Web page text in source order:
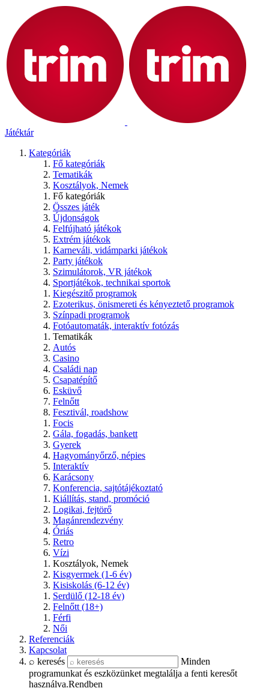
Játéktár
Kategóriák
Fő kategóriák
Tematikák
Kosztályok, Nemek
Fő kategóriák
Összes játék
Újdonságok
Felfújható játékok
Extrém játékok
Karneváli, vidámparki játékok
Party játékok
Szimulátorok, VR játékok
Sportjátékok, technikai sportok
Kiegészitő programok
Ezoterikus, önismereti és kényeztető programok
Színpadi programok
Fotóautomaták, interaktív fotózás
Tematikák
Autós
Casino
Családi nap
Csapatépítő
Esküvő
Felnőtt
Fesztivál, roadshow
Focis
Gála, fogadás, bankett
Gyerek
Hagyományőrző, népies
Interaktív
Karácsony
Konferencia, sajtótájékoztató
Kiállítás, stand, promóció
Logikai, fejtörő
Magánrendezvény
Óriás
Retro
Vízi
Kosztályok, Nemek
Kisgyermek (1-6 év)
Kisiskolás (6-12 év)
Serdülő (12-18 év)
Felnőtt (18+)
Férfi
Női
Referenciák
Kapcsolat
⌕ keresés
Minden
programunkat és eszközünket megtalálja a fenti keresőt
használva.Rendben